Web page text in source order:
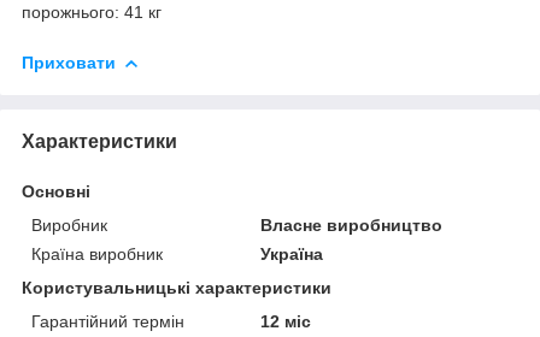
порожнього: 41 кг
Приховати
Характеристики
Основні
Виробник
Власне виробництво
Країна виробник
Україна
Користувальницькі характеристики
Гарантійний термін
12 міс